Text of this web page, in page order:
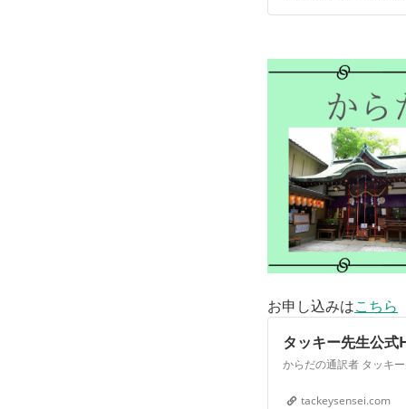
お申し込みはこちら
タッキー先生公式
tackeysensei.com